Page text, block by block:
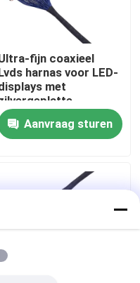
fijn coaxieel
harnas voor LED-
met
producenten van
Aanvraag sturen